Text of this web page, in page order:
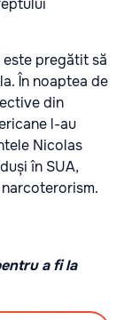
pregătit să
În noaptea de
din
l-au
Nicolas
în SUA,
a fi la